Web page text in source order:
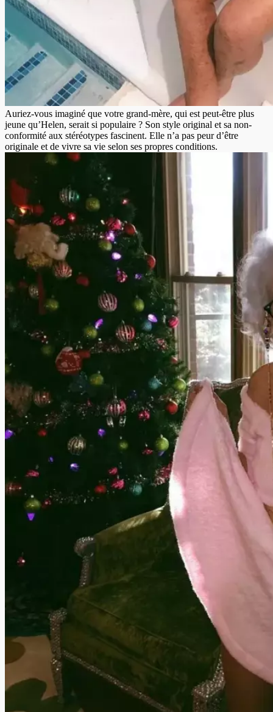
Auriez-vous imaginé que votre grand-mère, qui est peut-être plus
jeune qu’Helen, serait si populaire ? Son style original et sa non-
conformité aux stéréotypes fascinent. Elle n’a pas peur d’être
originale et de vivre sa vie selon ses propres conditions.